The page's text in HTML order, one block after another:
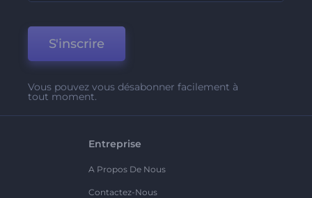
S'inscrire
Vous pouvez vous désabonner facilement à
tout moment.
Entreprise
A Propos De Nous
Contactez-Nous